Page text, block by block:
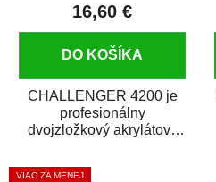
16,60 €
DO KOŠÍKA
CHALLENGER 4200 je
profesionálny
dvojzložkový akrylátový
Ľahko sa nanáša, dobre...
VIAC ZA MENEJ